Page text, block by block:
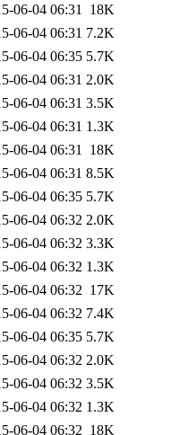
06-04 06:31 18K
06-04 06:31 7.2K
06-04 06:35 5.7K
06-04 06:31 2.0K
06-04 06:31 3.5K
06-04 06:31 1.3K
06-04 06:31 18K
06-04 06:31 8.5K
06-04 06:35 5.7K
06-04 06:32 2.0K
06-04 06:32 3.3K
06-04 06:32 1.3K
06-04 06:32 17K
06-04 06:32 7.4K
06-04 06:35 5.7K
06-04 06:32 2.0K
06-04 06:32 3.5K
06-04 06:32 1.3K
06-04 06:32 18K